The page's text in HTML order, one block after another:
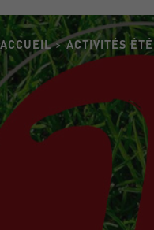
ACCUEIL>ACTIVITÉS ÉTÉ